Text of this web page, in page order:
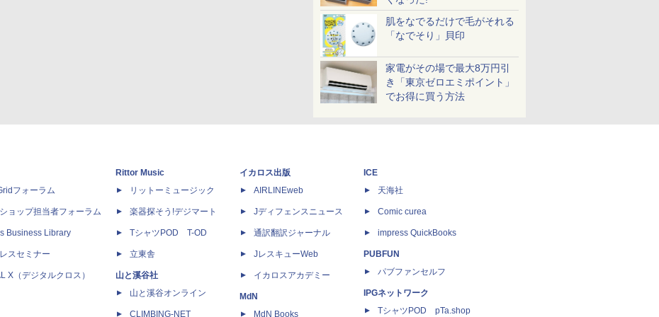
肌をなでるだけで毛がそれる
「なでそり」貝印
家電がその場で最大8万円引
き「東京ゼロエミポイント」
でお得に買う方法
フォーラム
ョップ担当者フォーラム
Business Library
スセミナー
X（デジタルクロス）
Rittor Music
リットーミュージック
楽器探そう!デジマート
TシャツPOD T-OD
立東舎
山と溪谷社
山と溪谷オンライン
CLIMBING-NET
イカロス出版
AIRLINEweb
Jディフェンスニュース
通訳翻訳ジャーナル
JレスキューWeb
イカロスアカデミー
MdN
MdN Books
ICE
天海社
Comic curea
impress QuickBooks
PUBFUN
パブファンセルフ
IPGネットワーク
TシャツPOD pTa.shop